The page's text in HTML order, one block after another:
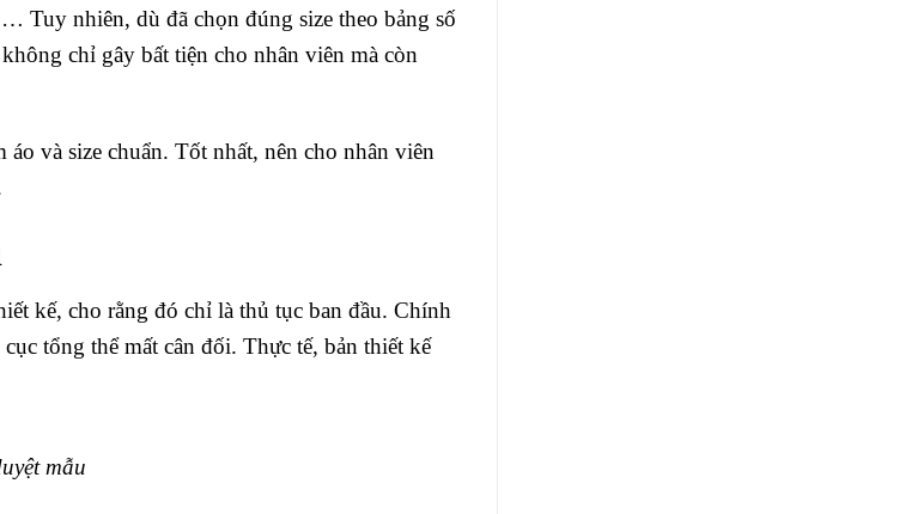
Tuy nhiên, dù đã chọn đúng size theo bảng số
chỉ gây bất tiện cho nhân viên mà còn
và size chuẩn. Tốt nhất, nên cho nhân viên
kế, cho rằng đó chỉ là thủ tục ban đầu. Chính
tổng thể mất cân đối. Thực tế, bản thiết kế
mẫu